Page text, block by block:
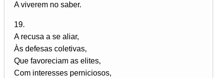
A viverem no saber.
19.
A recusa a se aliar,
Às defesas coletivas,
Que favoreciam as elites,
Com interesses perniciosos,